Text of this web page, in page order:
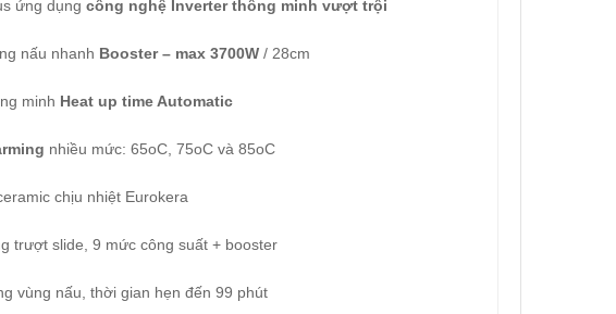
ứng dụng công nghệ Inverter thông minh vượt trội
nấu nhanh Booster – max 3700W / 28cm
minh Heat up time Automatic
nhiều mức: 65oC, 75oC và 85oC
chịu nhiệt Eurokera
trượt slide, 9 mức công suất + booster
vùng nấu, thời gian hẹn đến 99 phút